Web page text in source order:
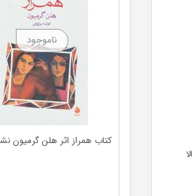
کتاب همراز اثر هلن گرمیون